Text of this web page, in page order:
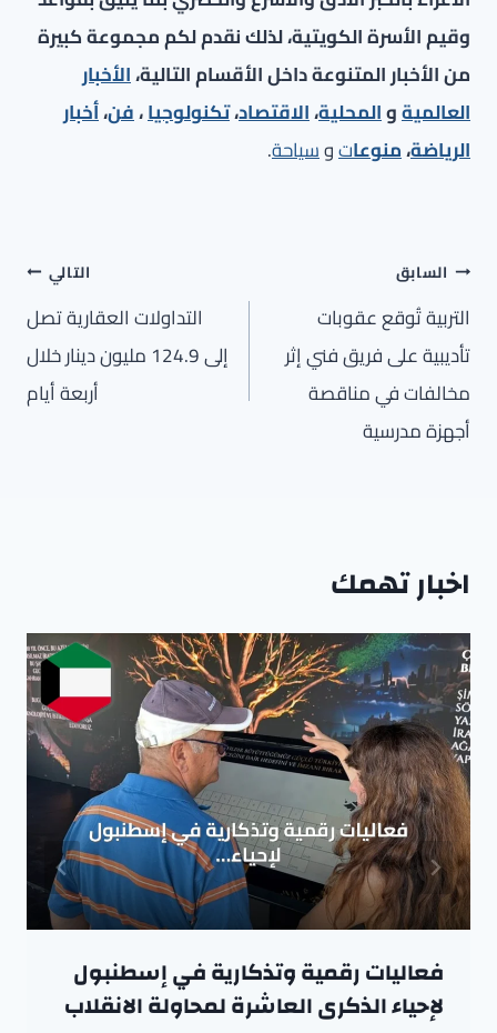
وقيم الأسرة الكويتية، لذلك نقدم لكم مجموعة كبيرة
من الأخبار المتنوعة داخل الأقسام التالية،الأخبار
العالميةوالمحلية،الاقتصاد،تكنولوجيا،فن،أخبار
الرياضة،منوعاتوسياحة.
تصفّح
المقالات
السابق
التربية تُوقع عقوبات
تأديبية على فريق فني إثر
مخالفات في مناقصة
أجهزة مدرسية
التالي
التداولات العقارية تصل
إلى 124.9 مليون دينار خلال
أربعة أيام
اخبار تهمك
فعاليات رقمية وتذكارية في إسطنبول
لإحياء الذكرى العاشرة لمحاولة الانقلاب